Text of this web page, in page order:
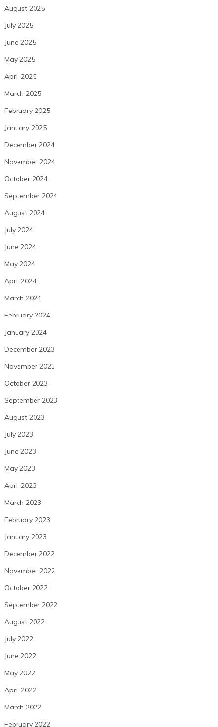
August 2025
July 2025
June 2025
May 2025
April 2025
March 2025
February 2025
January 2025
December 2024
November 2024
October 2024
September 2024
August 2024
July 2024
June 2024
May 2024
April 2024
March 2024
February 2024
January 2024
December 2023
November 2023
October 2023
September 2023
August 2023
July 2023
June 2023
May 2023
April 2023
March 2023
February 2023
January 2023
December 2022
November 2022
October 2022
September 2022
August 2022
July 2022
June 2022
May 2022
April 2022
March 2022
February 2022